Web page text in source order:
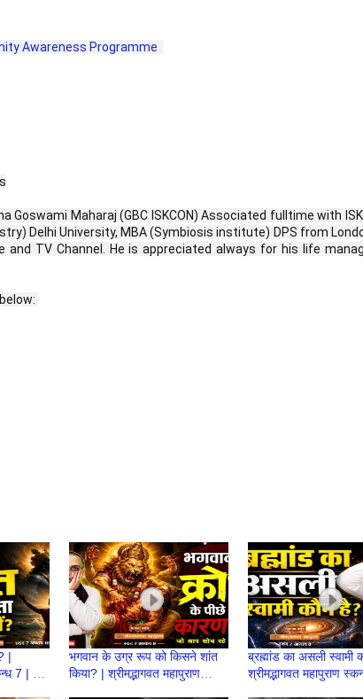
Awareness Programme
Goswami Maharaj (GBC ISKCON) Associated fulltime with
Delhi University, MBA (Symbiosis institute) DPS from
and TV Channel. He is appreciated always for his life
|
7 | BP
भगवान के उग्र रूप को किसने शांत
किया? | श्रीमद्भागवत महापुराण
ब्रह्मांड का असली स्वामी
श्रीमद्भागवत महापुराण